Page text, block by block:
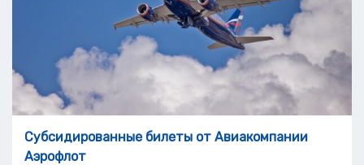
Субсидированные билеты от Авиакомпании
Аэрофлот